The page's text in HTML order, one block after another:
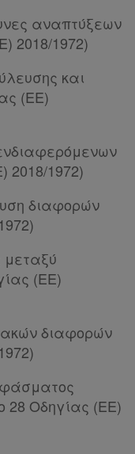
αναπτύξεων
2018/1972)
και
(ΕΕ)
2018/1972)
διαφορών
μεταξύ
(ΕΕ)
διαφορών
28 Οδηγίας (ΕΕ)